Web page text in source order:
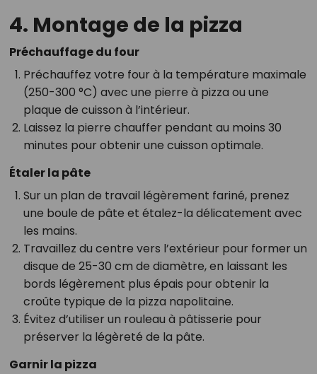
4. Montage de la pizza
Préchauffage du four
Préchauffez votre four à la température maximale
(250-300 °C) avec une pierre à pizza ou une
plaque de cuisson à l’intérieur.
Laissez la pierre chauffer pendant au moins 30
minutes pour obtenir une cuisson optimale.
Étaler la pâte
Sur un plan de travail légèrement fariné, prenez
une boule de pâte et étalez-la délicatement avec
les mains.
Travaillez du centre vers l’extérieur pour former un
disque de 25-30 cm de diamètre, en laissant les
bords légèrement plus épais pour obtenir la
croûte typique de la pizza napolitaine.
Évitez d’utiliser un rouleau à pâtisserie pour
préserver la légèreté de la pâte.
Garnir la pizza